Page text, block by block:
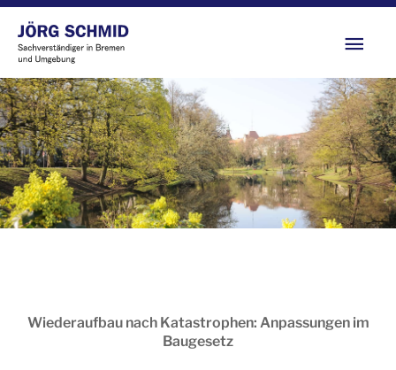
Zum
Inhalt
springen
Wiederaufbau nach Katastrophen: Anpassungen im
Baugesetz